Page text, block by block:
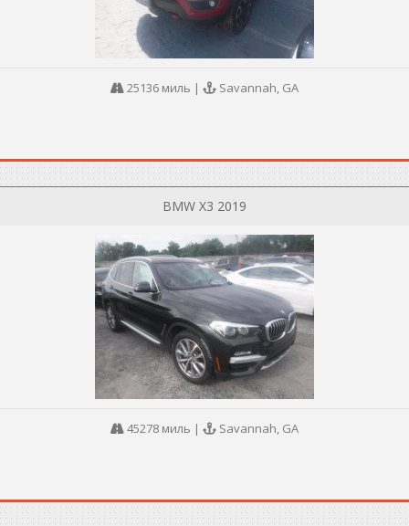
25136 миль | Savannah, GA
BMW X3 2019
45278 миль | Savannah, GA